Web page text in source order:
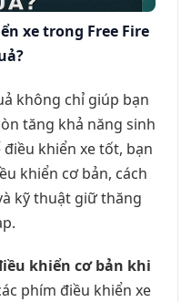
xe trong Free Fire
không chỉ giúp bạn
tăng khả năng sinh
khiển xe tốt, bạn
khiển cơ bản, cách
kỹ thuật giữ thăng
khiển cơ bản khi
phím điều khiển xe